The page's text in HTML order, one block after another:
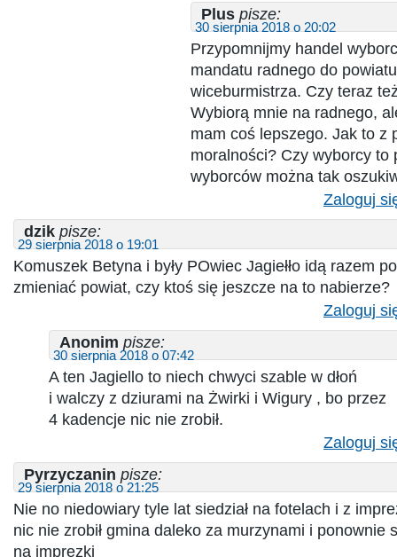
Plus pisze:
30 sierpnia 2018 o 20:02
Przypomnijmy handel
mandatu radnego do
wiceburmistrza. Czy teraz
Wybiorą mnie na radnego,
mam coś lepszego. Jak to z
moralności? Czy wyborcy to
wyborców można tak
Zaloguj
dzik pisze:
29 sierpnia 2018 o 19:01
Komuszek Betyna i były POwiec Jagiełło idą razem
zmieniać powiat, czy ktoś się jeszcze na to nabierze?
Zaloguj
Anonim pisze:
30 sierpnia 2018 o 07:42
A ten Jagiello to niech chwyci szable w dłoń
i walczy z dziurami na Żwirki i Wigury , bo przez
4 kadencje nic nie zrobił.
Zaloguj
Pyrzyczanin pisze:
29 sierpnia 2018 o 21:25
Nie no niedowiary tyle lat siedział na fotelach i z
nic nie zrobił gmina daleko za murzynami i ponownie
na imprezki